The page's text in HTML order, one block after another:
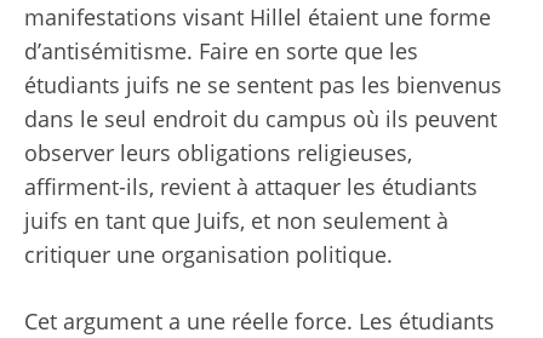
manifestations visant Hillel étaient une forme
d’antisémitisme. Faire en sorte que les
étudiants juifs ne se sentent pas les bienvenus
dans le seul endroit du campus où ils peuvent
observer leurs obligations religieuses,
affirment-ils, revient à attaquer les étudiants
juifs en tant que Juifs, et non seulement à
critiquer une organisation politique.
Cet argument a une réelle force. Les étudiants